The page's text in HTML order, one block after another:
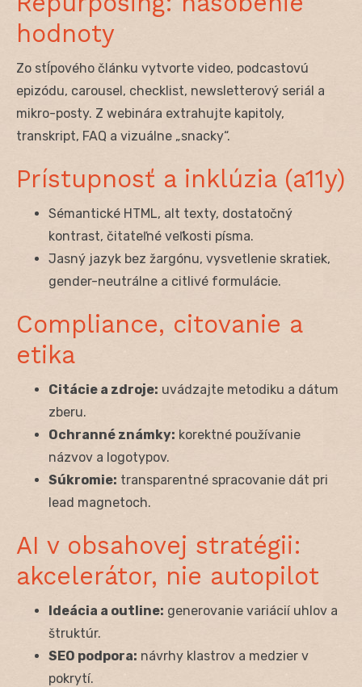
hodnoty
Zo stĺpového článku vytvorte video, podcastovú
epizódu, carousel, checklist, newsletterový seriál a
mikro-posty. Z webinára extrahujte kapitoly,
transkript, FAQ a vizuálne „snacky“.
Prístupnosť a inklúzia (a11y)
Sémantické HTML, alt texty, dostatočný
kontrast, čitateľné veľkosti písma.
Jasný jazyk bez žargónu, vysvetlenie skratiek,
gender-neutrálne a citlivé formulácie.
Compliance, citovanie a
etika
Citácie a zdroje: uvádzajte metodiku a dátum
zberu.
Ochranné známky: korektné používanie
názvov a logotypov.
Súkromie: transparentné spracovanie dát pri
lead magnetoch.
AI v obsahovej stratégii:
akcelerátor, nie autopilot
Ideácia a outline: generovanie variácií uhlov a
štruktúr.
SEO podpora: návrhy klastrov a medzier v
pokrytí.